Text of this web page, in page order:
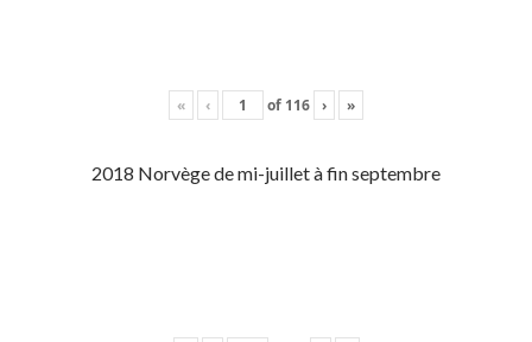
« ‹ of 116 › »
2018 Norvège de mi-juillet à fin septembre